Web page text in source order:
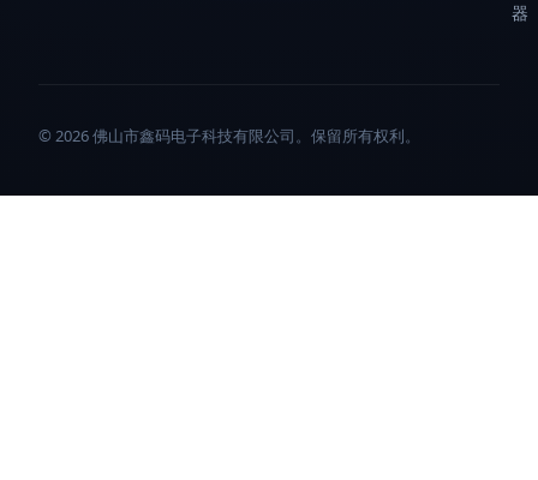
器
© 2026 佛山市鑫码电子科技有限公司。保留所有权利。